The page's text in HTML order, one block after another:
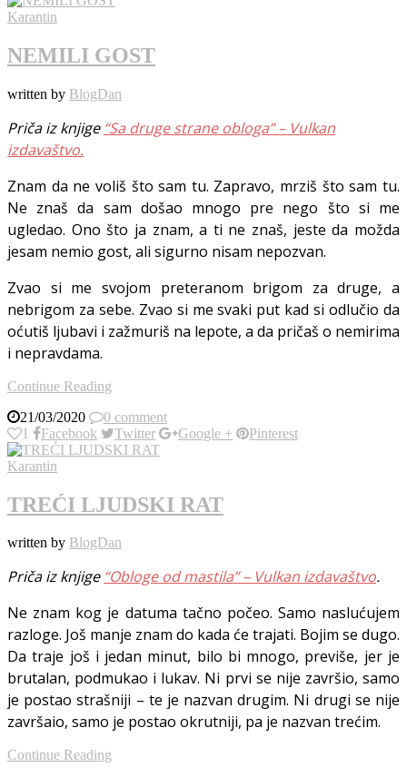
Karantin
NEMILI GOST
written by BlogDan
Priča iz knjige “Sa druge strane obloga” – Vulkan
izdavaštvo.
Znam da ne voliš što sam tu. Zapravo, mrziš što sam tu.
Ne znaš da sam došao mnogo pre nego što si me
ugledao. Ono što ja znam, a ti ne znaš, jeste da možda
jesam nemio gost, ali sigurno nisam nepozvan.
Zvao si me svojom preteranom brigom za druge, a
nebrigom za sebe. Zvao si me svaki put kad si odlučio da
oćutiš ljubavi i zažmuriš na lepote, a da pričaš o nemirima
i nepravdama.
Continue Reading
21/03/2020
0 comment
1
Facebook Twitter Google + Pinterest
Karantin
TREĆI LJUDSKI RAT
written by BlogDan
Priča iz knjige “Obloge od mastila” – Vulkan izdavaštvo.
Ne znam kog je datuma tačno počeo. Samo naslućujem
razloge. Još manje znam do kada će trajati. Bojim se dugo.
Da traje još i jedan minut, bilo bi mnogo, previše, jer je
brutalan, podmukao i lukav. Ni prvi se nije završio, samo
je postao strašniji – te je nazvan drugim. Ni drugi se nije
završaio, samo je postao okrutniji, pa je nazvan trećim.
Continue Reading